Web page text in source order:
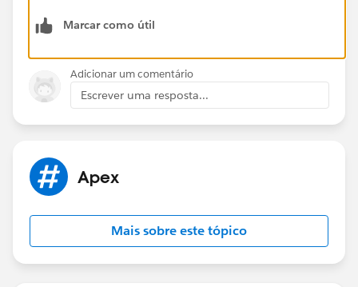
Thanks
Sudhir
Marcar como útil
Adicionar um comentário
Escrever uma resposta...
Apex
Mais sobre este tópico